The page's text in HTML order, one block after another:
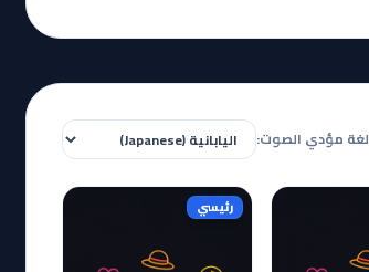
لغة مؤدي الصوت:
رئيسي